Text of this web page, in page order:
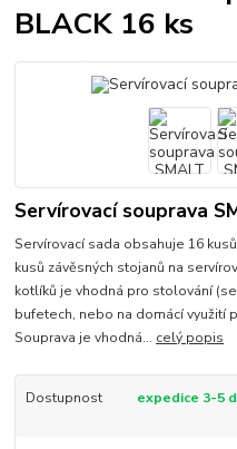
BLACK 16 ks
Servírovací souprava
Servírovací sada obsahuje 16
kusů závěsných stojanů na
kotlíků je vhodná pro stolování
bufetech, nebo na domácí využití
Souprava je vhodná... celý popis
Dostupnost expedice 3-5